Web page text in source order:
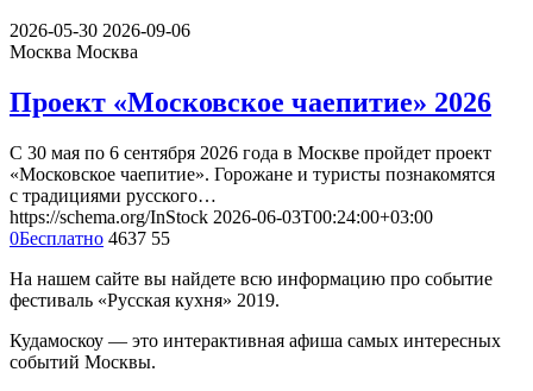
2026-05-30 2026-09-06
Москва Москва
Проект «Московское чаепитие» 2026
С 30 мая по 6 сентября 2026 года в Москве пройдет проект
«Московское чаепитие». Горожане и туристы познакомятся
с традициями русского…
https://schema.org/InStock 2026-06-03T00:24:00+03:00
0Бесплатно 4637 55
На нашем сайте вы найдете всю информацию про событие
фестиваль «Русская кухня» 2019.
Кудамоскоу — это интерактивная афиша самых интересных
событий Москвы.